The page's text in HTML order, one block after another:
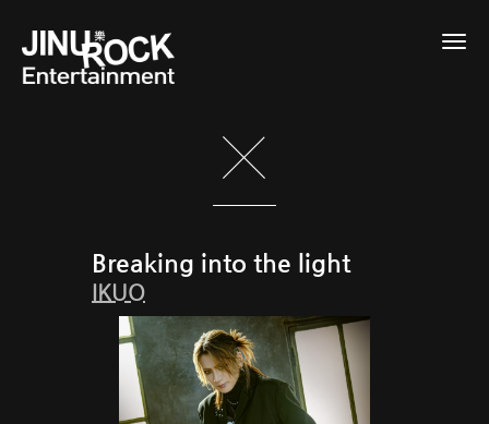
Breaking into the light
IKUO